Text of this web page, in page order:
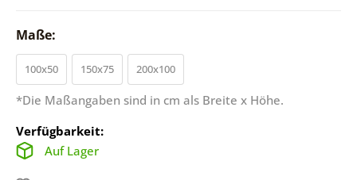
Maße:
100x50 150x75 200x100
*Die Maßangaben sind in cm als Breite x Höhe.
Verfügbarkeit:
Auf Lager